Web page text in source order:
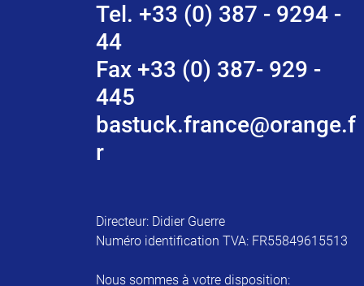
Tel. +33 (0) 387 - 9294 -
44
Fax +33 (0) 387- 929 -
445
bastuck.france@orange.f
r
Directeur: Didier Guerre
Numéro identification TVA: FR55849615513
Nous sommes à votre disposition: